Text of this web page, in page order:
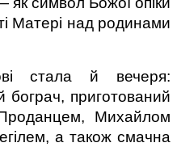
Матері над родинами
стала й вечеря:
бограч, приготований
Михайлом
а також смачна